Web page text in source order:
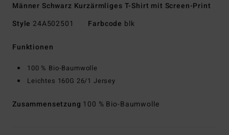
Männer Schwarz Kurzärmliges T-Shirt mit Screen-Print
Style 24A502501 Farbcode blk
Funktionen
100 % Bio-Baumwolle
Leichtes 160G 26/1 Jersey
Zusammensetzung 100 % Bio-Baumwolle